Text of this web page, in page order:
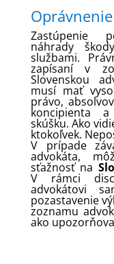
Zastúpenie
náhrady
službami.
zapísaní v
Slovenskou
musí mať
právo,
koncipienta
skúšku. Ako
ktokoľvek.
V prípade
advokáta,
sťažnosť na
V rámci
advokátovi
pozastavenie
zoznamu
ako